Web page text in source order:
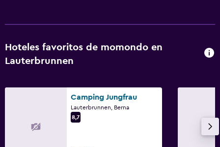
Hoteles favoritos de momondo en
Lauterbrunnen
Camping Jungfrau
Lauterbrunnen, Berna
8,7